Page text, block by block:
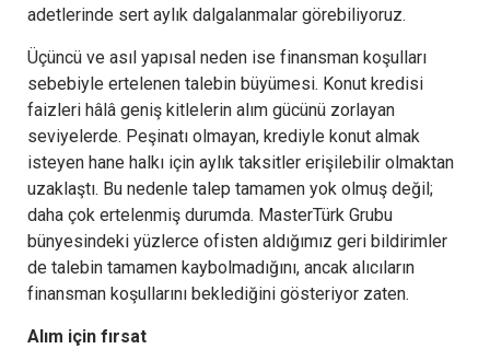
adetlerinde sert aylık dalgalanmalar görebiliyoruz.
Üçüncü ve asıl yapısal neden ise finansman koşulları
sebebiyle ertelenen talebin büyümesi. Konut kredisi
faizleri hâlâ geniş kitlelerin alım gücünü zorlayan
seviyelerde. Peşinatı olmayan, krediyle konut almak
isteyen hane halkı için aylık taksitler erişilebilir olmaktan
uzaklaştı. Bu nedenle talep tamamen yok olmuş değil;
daha çok ertelenmiş durumda. MasterTürk Grubu
bünyesindeki yüzlerce ofisten aldığımız geri bildirimler
de talebin tamamen kaybolmadığını, ancak alıcıların
finansman koşullarını beklediğini gösteriyor zaten.
Alım için fırsat